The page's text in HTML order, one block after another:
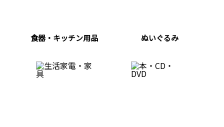
食器・キッチン用品 ぬいぐるみ